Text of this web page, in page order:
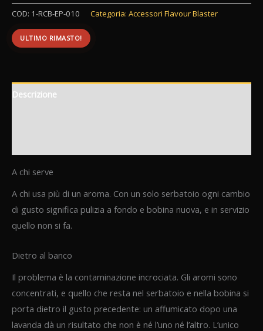
COD: 1-RCB-EP-010 Categoria: Accessori Flavour Blaster
ULTIMO RIMASTO!
Descrizione
A chi serve
A chi usa più di un aroma. Con un solo serbatoio ogni cambio
di gusto significa pulizia a fondo e bobina nuova, e in servizio
quello non si fa.
Dietro al banco
Il problema è la contaminazione incrociata. Gli aromi sono
concentrati, e quello che resta nel serbatoio e nella bobina si
porta dietro il gusto precedente: un affumicato dopo una
lavanda dà un risultato che non è né l’uno né l’altro. L’unico